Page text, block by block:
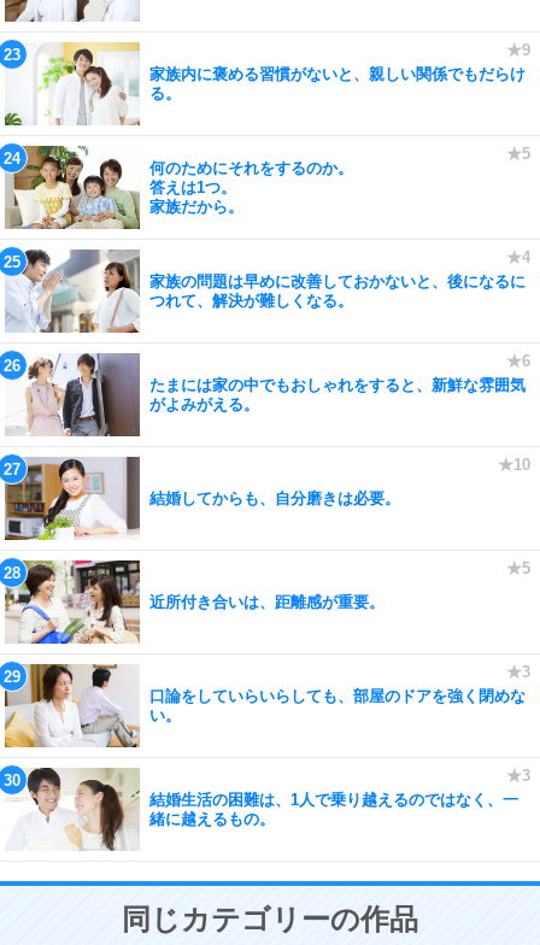
家族内に褒める習慣がないと、親しい関係でもだらけ
る。
何のためにそれをするのか。
答えは1つ。
家族だから。
家族の問題は早めに改善しておかないと、後になるに
つれて、解決が難しくなる。
たまには家の中でもおしゃれをすると、新鮮な雰囲気
がよみがえる。
結婚してからも、自分磨きは必要。
近所付き合いは、距離感が重要。
口論をしていらいらしても、部屋のドアを強く閉めな
い。
結婚生活の困難は、1人で乗り越えるのではなく、一
緒に越えるもの。
同じカテゴリーの作品